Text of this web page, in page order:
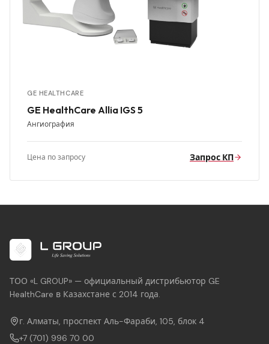
GE HEALTHCARE
GE HealthCare Allia IGS 5
Ангиография
Цена по запросу Запрос КП
ТОО «L GROUP» — официальный дистрибьютор GE
HealthCare в Казахстане с 2014 года.
г. Алматы, проспект Аль-Фараби, 105, блок 4
+7 (701) 996 70 00